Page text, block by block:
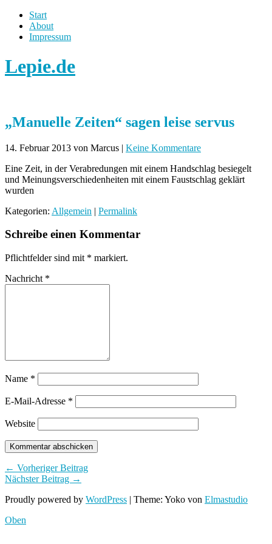
Start
About
Impressum
Lepie.de
„Manuelle Zeiten“ sagen leise servus
14. Februar 2013 von Marcus | Keine Kommentare
Eine Zeit, in der Verabredungen mit einem Handschlag besiegelt
und Meinungsverschiedenheiten mit einem Faustschlag geklärt
wurden
Kategorien: Allgemein | Permalink
Schreibe einen Kommentar
Pflichtfelder sind mit * markiert.
Nachricht *
Name *
E-Mail-Adresse *
Website
← Vorheriger Beitrag
Nächster Beitrag →
Proudly powered by WordPress | Theme: Yoko von Elmastudio
Oben